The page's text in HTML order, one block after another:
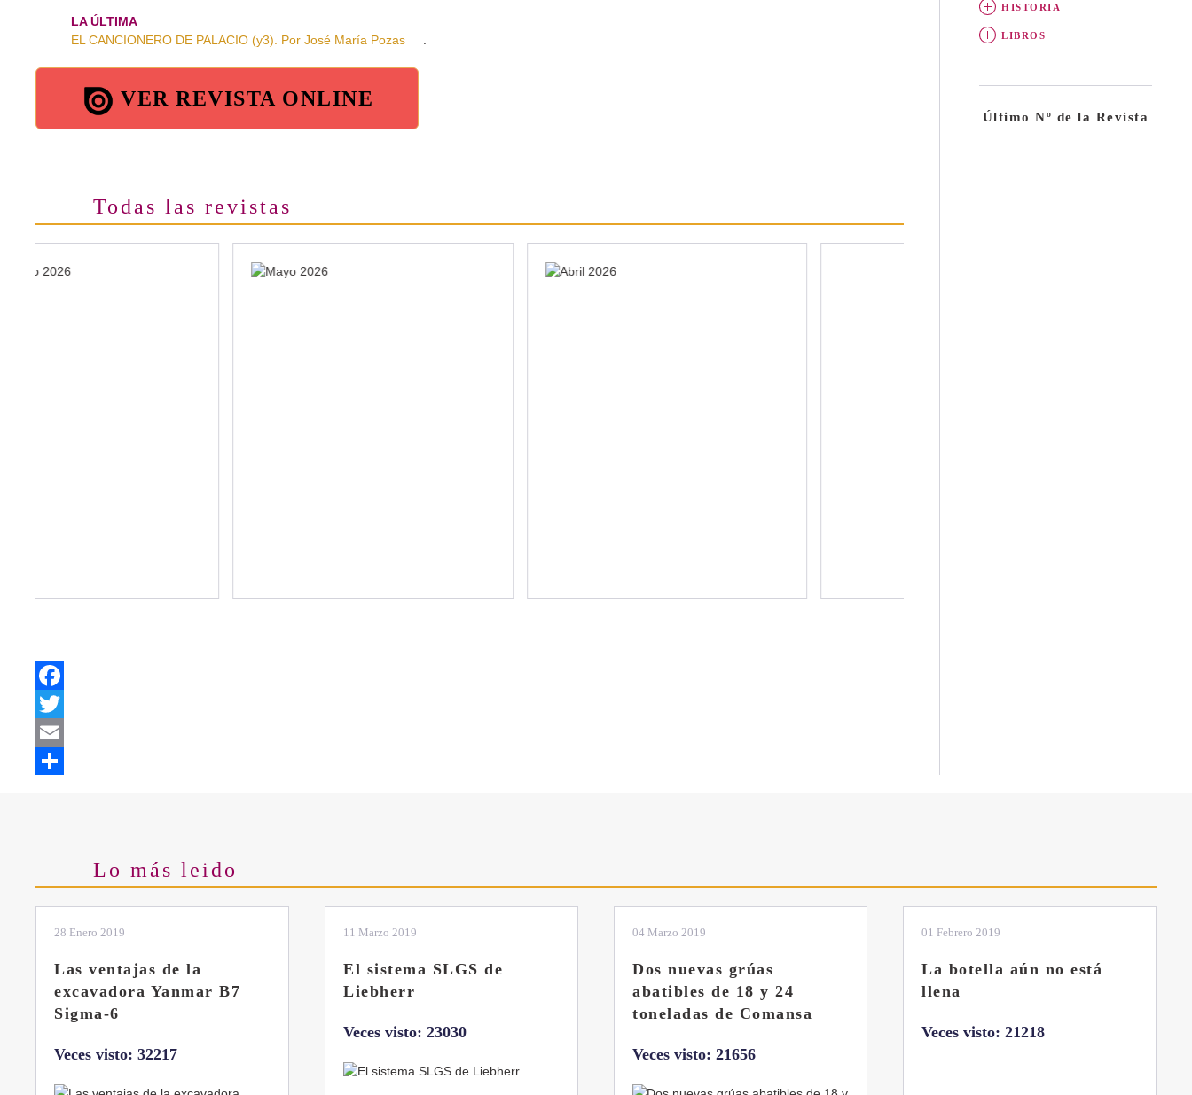
LA ÚLTIMA
EL CANCIONERO DE PALACIO (y3). Por José María Pozas
.
VER REVISTA ONLINE
Todas las revistas
Facebook
Twitter
Email
HISTORIA
LIBROS
Último Nº de la Revista
Lo más leido
28 Enero 2019
Las ventajas de la
excavadora Yanmar B7
Sigma-6
Veces visto: 32217
11 Marzo 2019
El sistema SLGS de
Liebherr
Veces visto: 23030
04 Marzo 2019
Dos nuevas grúas
abatibles de 18 y 24
toneladas de Comansa
Veces visto: 21656
01 Febrero 2019
La botella aún no está
llena
Veces visto: 21218